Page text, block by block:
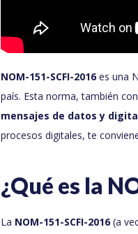
NOM-151-SCFI-2016 es una
país. Esta norma, también
mensajes de datos y
procesos digitales, te
¿Qué es la
La NOM-151-SCFI-2016 (a